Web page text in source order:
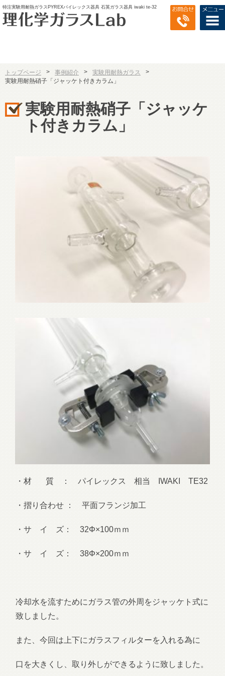
特注実験用耐熱ガラスPYREXパイレックス器具 石英ガラス器具 iwaki te-32
トップページ > 事例紹介 > 実験用耐熱ガラス
>
実験用耐熱硝子「ジャッケト付きカラム」
実験用耐熱硝子「ジャッケ
ト付きカラム」
・材 質 ： パイレックス 相当 IWAKI TE32
・摺り合わせ ： 平面フランジ加工
・サ イ ズ： 32Φ×100ｍｍ
・サ イ ズ： 38Φ×200ｍｍ
冷却水を流すためにガラス管の外周をジャッケト式に
致しました。
また、今回は上下にガラスフィルターを入れる為に
口を大きくし、取り外しができるように致しました。